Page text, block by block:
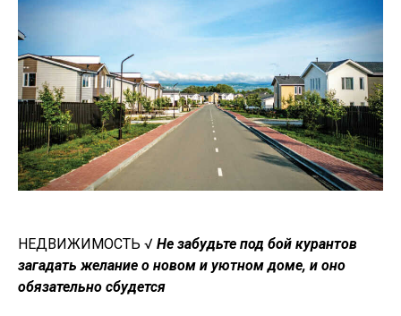
НЕДВИЖИМОСТЬ √ Не забудьте под бой курантов
загадать желание о новом и уютном доме, и оно
обязательно сбудется